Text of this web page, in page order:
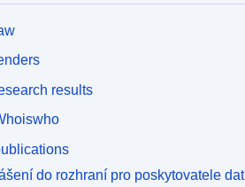
results
do rozhraní pro poskytovatele dat